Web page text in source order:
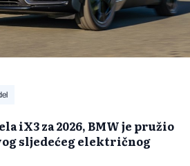
iX3 za 2026, BMW je pružio
sljedećeg električnog